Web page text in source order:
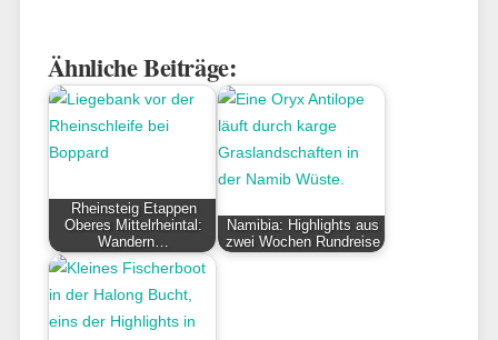
Ähnliche Beiträge:
Rheinsteig Etappen
Oberes Mittelrheintal:
Wandern…
Namibia: Highlights aus
zwei Wochen Rundreise